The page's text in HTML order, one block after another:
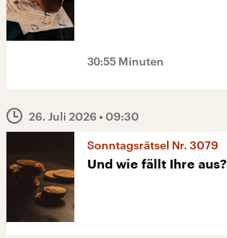
30:55 Minuten
26. Juli 2026• 09:30
Sonntagsrätsel Nr. 3079
Und wie fällt Ihre aus?